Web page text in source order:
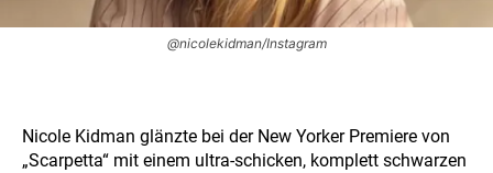
@nicolekidman/Instagram
Nicole Kidman glänzte bei der New Yorker Premiere von
„Scarpetta“ mit einem ultra-schicken, komplett schwarzen